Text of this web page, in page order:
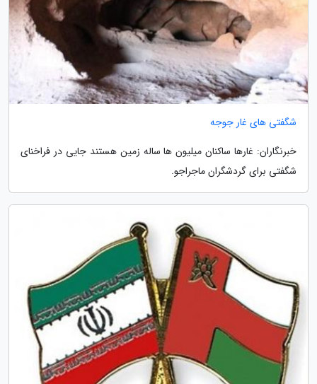
شگفتی های غار جوجه
خبرنگاران: غارها ساکنان میلیون ها ساله زمین هستند جایی در فراخنای
شگفتی برای گردشگران ماجراجو.